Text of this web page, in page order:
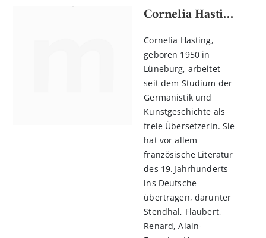
Cornelia Hasting
Cornelia Hasting,
geboren 1950 in
Lüneburg, arbeitet
seit dem Studium der
Germanistik und
Kunstgeschichte als
freie Übersetzerin. Sie
hat vor allem
französische Literatur
des 19. Jahrhunderts
ins Deutsche
übertragen, darunter
Stendhal, Flaubert,
Renard, Alain-